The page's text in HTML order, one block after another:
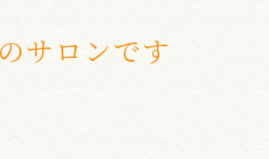
サロンです